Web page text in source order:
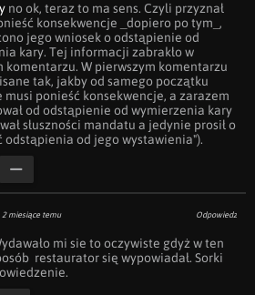
no ok, teraz to ma sens. Czyli przyznał
konsekwencje _dopiero po tym_,
jego wniosek o odstąpienie od
kary. Tej informacji zabrakło w
komentarzu. W pierwszym komentarzu
tak, jakby od samego początku
musi ponieść konsekwencje, a zarazem
od odstąpienie od wymierzenia kary
słuszności mandatu a jedynie prosił o
odstąpienia od jego wystawienia").
2 miesiące temu Odpowiedz
mi sie to oczywiste gdyż w ten
restaurator się wypowiadał. Sorki